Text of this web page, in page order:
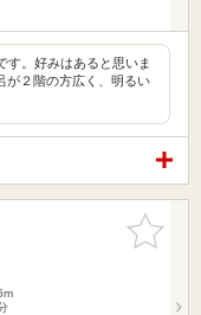
す。好みはあると思いま
が２階の方広く、明るい
お気に入
りに追加